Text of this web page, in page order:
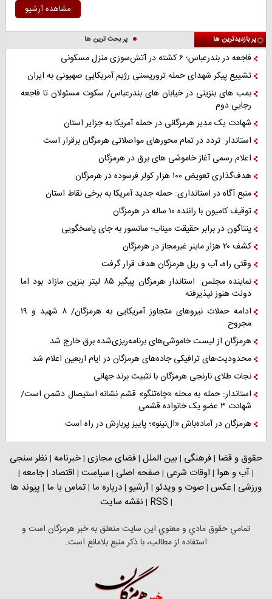
مشاهده آرشیو
پر بازدیدترین ها پر بحث ترین ها
فاجعه در بندرعباس؛ ۶ کشته در آتش‌سوزی منزل مسکونی
تشییع پیکر شهدای حمله تروریستی رژیم آمریکایی صهیونی به ایران
بمب های بنزینی در خیابان های بندرعباس/ سکوت مسئولان تا فاجعه
رجاییِ دوم
شهادت یک مدیر هرمزگانی در حمله آمریکا به جزایر استان
استاندار: تردد در تمام محورهای مواصلاتی هرمزگان برقرار است
اعلام رسمی آغاز خاموشی های برق در هرمزگان
هدف‌گذاری تعویض ۱۰۰ هزار کولر فرسوده در هرمزگان
منبع آگاه در استانداری: حمله جدید آمریکا به برخی نقاط استان
توقیف کامیون با راننده ۱۰ ساله در هرمزگان
پنتاگون در برابر حقیقت میناب؛ سانسور به جای پاسخگویی
کشف ۲۰ هزار ماینر غیرمجاز در هرمزگان
وقتی راه، آب و ریل هرمزگان هدف قرار گرفت
نماینده مجلس: استاندار هرمزگان پیگیر ۸۵ لیتر بنزین مازاد بود اما
دولت هنوز نپذیرفته
ادامه حملات نیروهای متجاوز آمریکایی به هرمزگان/ ۸ شهید و ۱۹
مجروح
هرمزگان از لیست خاموشی‌های برنامه‌ریزی‌شده برق خارج شد
محدودیت‌های ترافیکی جاده‌های هرمزگان در ایام اربعین اعلام شد
نجات طلای نارنجی هرمزگان با تثبیت برند جهانی
استاندار: حمله به محله «چاه‌تنگو» قشم نشانه استیصال دشمن است/
شهادت ۳ عضو یک خانواده قشمی
هرمزگان در آماده‌باش «ال‌نینو»؛ پاییز پربارش در راه است
حقوق و قضا |فرهنگی | بین الملل |فضای مجازی |خبرنامه | نظر سنجی
|آب و هوا | اوقات شرعی |صفحه اصلی | سیاست | اقتصاد |جامعه |
ورزشی |عکس |صوت و ویدئو |آرشیو |درباره ما |تماس با ما | پیوند ها
|
RSS
| نقشه سایت
تمامي حقوق مادي و معنوي اين سايت متعلق به خبر هرمزگان است و
استفاده از مطالب، با ذکر منبع بلامانع است.